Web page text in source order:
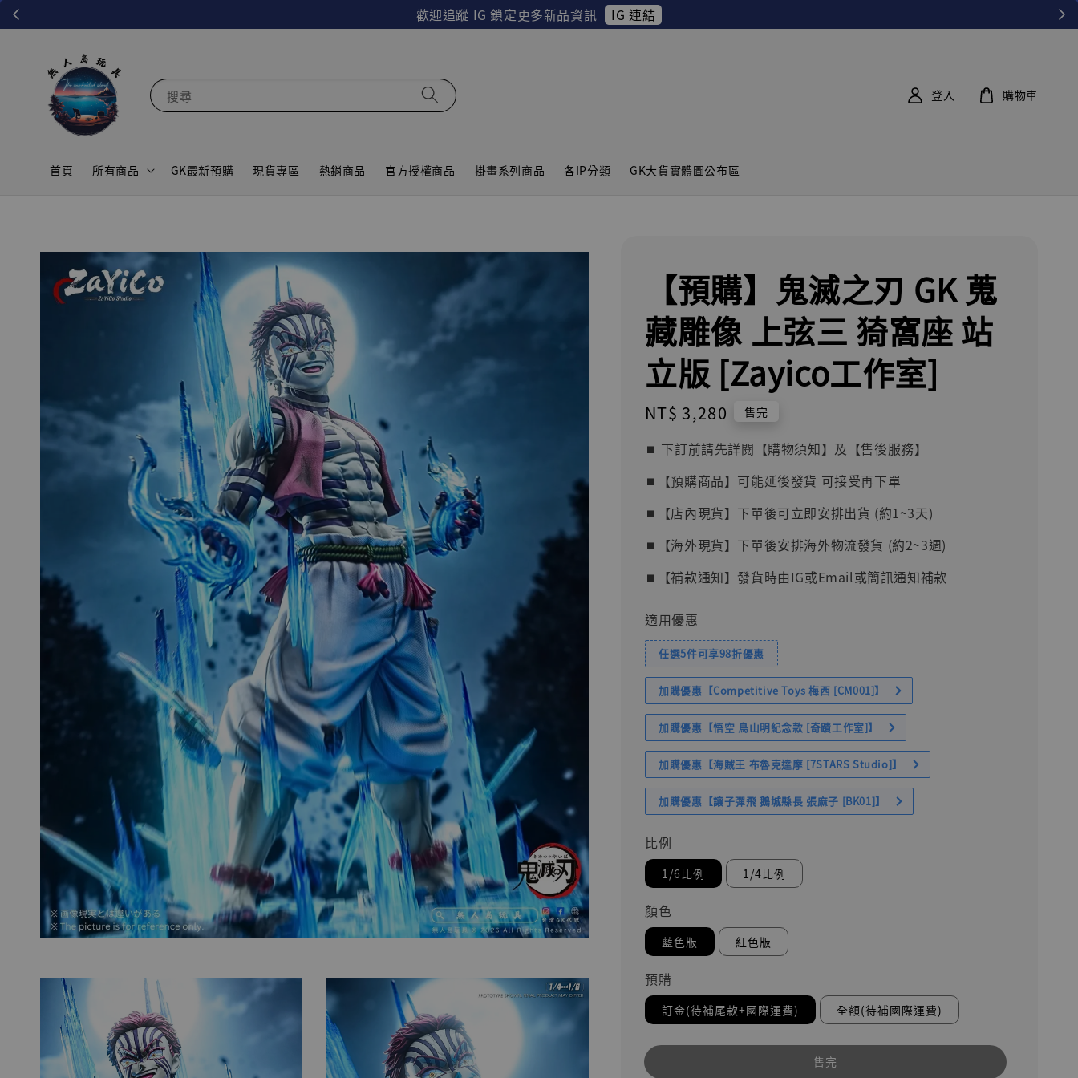
歡迎追蹤 IG 鎖定更多新品資訊 IG 連結
搜尋
首頁 所有商品 GK最新預購 現貨專區 熱銷商品 官方授權商品 掛畫系列商品 各IP分類 GK大貨實體圖公布區
登入 購物車
【預購】鬼滅之刃 GK 蒐
藏雕像 上弦三 猗窩座 站
立版 [Zayico工作室]
Regular
price
NT$ 3,280 售完
⏹︎ 下訂前請先詳閱【購物須知】及【售後服務】
⏹︎【預購商品】可能延後發貨 可接受再下單
⏹︎【店內現貨】下單後可立即安排出貨 (約1~3天)
⏹︎【海外現貨】下單後安排海外物流發貨 (約2~3週)
⏹︎【補款通知】發貨時由IG或Email或簡訊通知補款
適用優惠
任選5件可享98折優惠
加購優惠【Competitive Toys 梅西 [CM001]】
加購優惠【悟空 鳥山明紀念款 [奇蹟工作室]】
加購優惠【海賊王 布魯克達摩 [7STARS Studio]】
加購優惠【讓子彈飛 鵝城縣長 張麻子 [BK01]】
比例
1/6比例 1/4比例
顏色
藍色版 紅色版
預購
訂金(待補尾款+國際運費) 全額(待補國際運費)
售完